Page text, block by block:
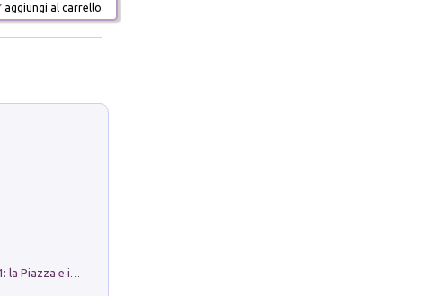
aggiungi al carrello